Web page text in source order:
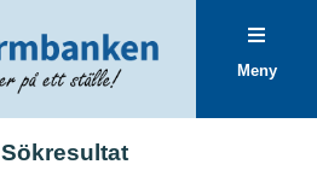
Meny
Sökresultat